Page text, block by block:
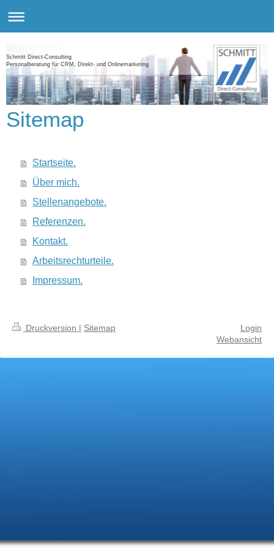
Schmitt Direct-Consulting
Personalberatung für CRM, Direkt- und Onlinemarketing
Sitemap
Startseite.
Über mich.
Stellenangebote.
Referenzen.
Kontakt.
Arbeitsrechturteile.
Impressum.
Druckversion | Sitemap
Login
Webansicht